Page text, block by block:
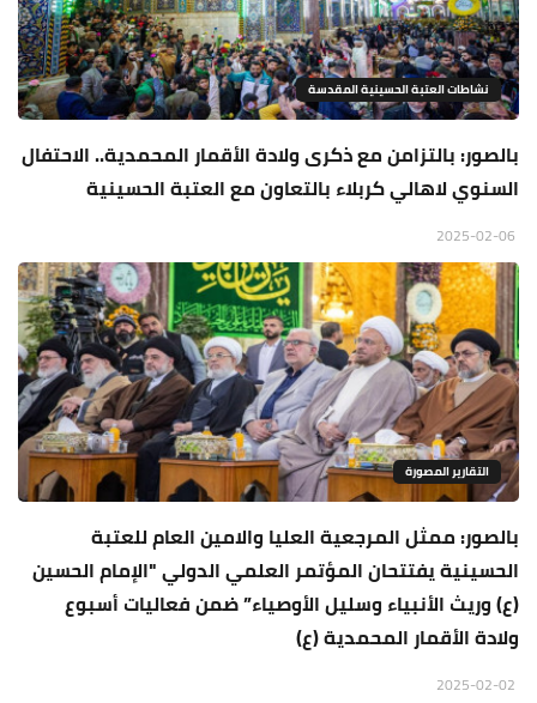
نشاطات العتبة الحسينية المقدسة
بالصور: بالتزامن مع ذكرى ولادة الأقمار المحمدية.. الاحتفال
السنوي لاهالي كربلاء بالتعاون مع العتبة الحسينية
التقارير المصورة
بالصور: ممثل المرجعية العليا والامين العام للعتبة
الحسينية يفتتحان المؤتمر العلمي الدولي "الإمام الحسين
(ع) وريث الأنبياء وسليل الأوصياء” ضمن فعاليات أسبوع
ولادة الأقمار المحمدية (ع)